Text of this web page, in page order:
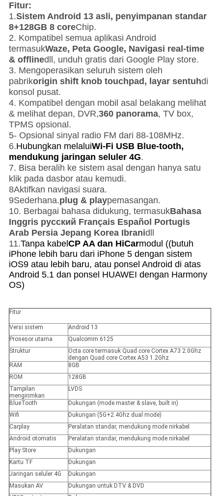
Fitur:
1.Sistem Android 13 asli, penyimpanan standar
8+128GB 8 coreChip.
2. Kompatibel semua aplikasi Android
termasukWaze, Peta Google, Navigasi real-time
& offlinedll, unduh gratis dari Google Play store.
3. Mengoperasikan seluruh sistem oleh
pabrikorigin shift knob touchpad, layar sentuhdi
konsol pusat.
4. Kompatibel dengan mobil asal belakang melihat
& melihat depan, DVR,360 panorama, TV box,
TPMS opsional.
5- Opsional sinyal radio FM dari 88-108MHz.
6.Hubungkan melaluiWi-Fi USB Blue-tooth,
mendukung jaringan seluler 4G.
7. Bisa beralih ke sistem asal dengan hanya satu
klik pada dasbor atau kemudi.
8Aktifkan navigasi suara.
9Sederhana.plug & playpemasangan.
10. Berbagai bahasa didukung, termasukBahasa
Inggris русский Français Español Portugis
Arab Persia Jepang Korea Ibranidll
11.Tanpa kabel CP AA dan HiCarmodul ((butuh
iPhone lebih baru dari iPhone 5 dengan sistem
iOS9 atau lebih baru, atau ponsel Android di atas
Android 5.1 dan ponsel HUAWEI dengan Harmony
OS)
Fitur
Versi sistem
Android 13
Prosesor utama
Qualcomm 6125
Struktur
Octa core termasuk Quad core Cortex A73 2.0Ghz
dengan Quad core Cortex A53 1.2Ghz
RAM
8GB
ROM
128GB
Tampilan
mengirimkan
LVDS
BlueTooth
Dukungan (mode master & slave, built in)
Wifi
Dukungan (5G+2.4Ghz dual mode)
Carplay
Peralatan standar, mendukung mode nirkabel
Android otomatis
Peralatan standar, mendukung mode nirkabel
Play Store
Dukungan
Kartu TF
Dukungan
Jaringan seluler 4G
Dukungan
Masukan AV
Dukungan untuk DTV & DVD